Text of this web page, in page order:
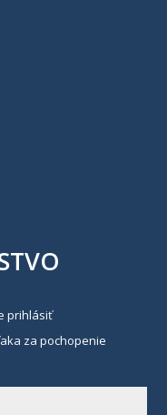
prihlásiť
za pochopenie